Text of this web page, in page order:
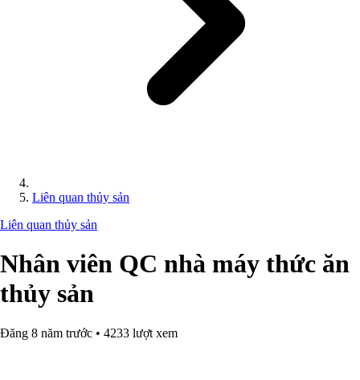
Liên quan thủy sản
Liên quan thủy sản
Nhân viên QC nhà máy thức ăn
thủy sản
Đăng 8 năm trước • 4233 lượt xem